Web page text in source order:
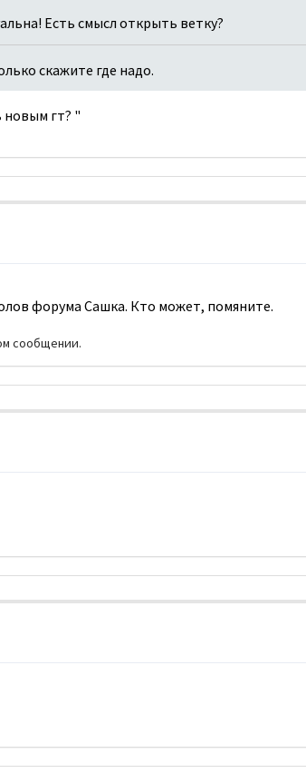
Есть смысл открыть ветку?
скажите где надо.
новым гт? "
форума Сашка. Кто может, помяните.
сообщении.